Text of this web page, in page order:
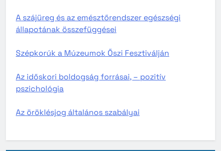
A szájüreg és az emésztőrendszer egészségi
állapotának összefüggései
Szépkorúk a Múzeumok Őszi Fesztiválján
Az időskori boldogság forrásai, – pozitív
pszichológia
Az öröklésjog általános szabályai